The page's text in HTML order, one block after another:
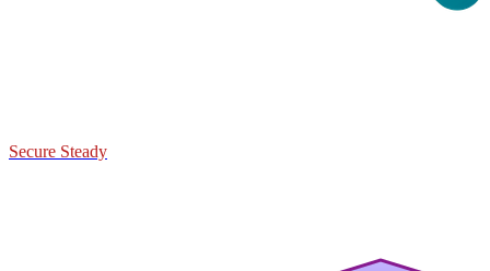
Secure Steady